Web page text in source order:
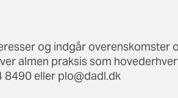
og indgår overenskomster
almen praksis som
eller plo@dadl.dk